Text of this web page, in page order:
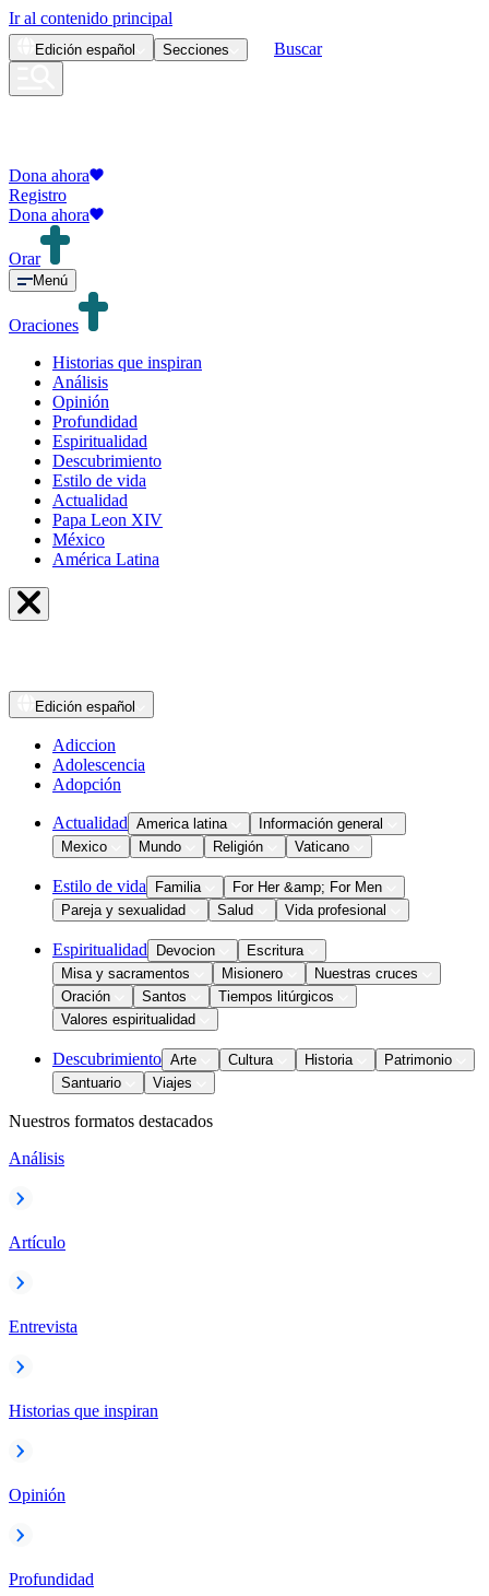
Ir al contenido principal
Edición español Secciones Buscar
Dona ahora
Registro
Dona ahora
Orar
Menú
Oraciones
Historias que inspiran
Análisis
Opinión
Profundidad
Espiritualidad
Descubrimiento
Estilo de vida
Actualidad
Papa Leon XIV
México
América Latina
Edición español
Adiccion
Adolescencia
Adopción
Actualidad America latina
Información general
Mexico
Mundo Religión Vaticano
Estilo de vida Familia
For Her &amp; For Men
Pareja y sexualidad
Salud Vida profesional
Espiritualidad Devocion
Escritura
Misa y sacramentos
Misionero
Nuestras cruces
Oración
Santos
Tiempos litúrgicos
Valores espiritualidad
Descubrimiento Arte Cultura Historia
Patrimonio
Santuario
Viajes
Nuestros formatos destacados
Análisis
Artículo
Entrevista
Historias que inspiran
Opinión
Profundidad